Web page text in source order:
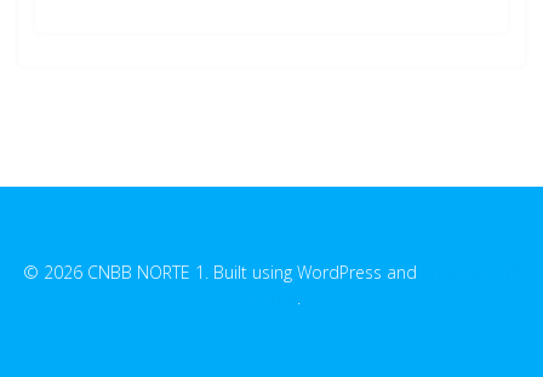
© 2026 CNBB NORTE 1. Built using WordPress and
.